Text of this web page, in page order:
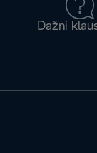
Dažni